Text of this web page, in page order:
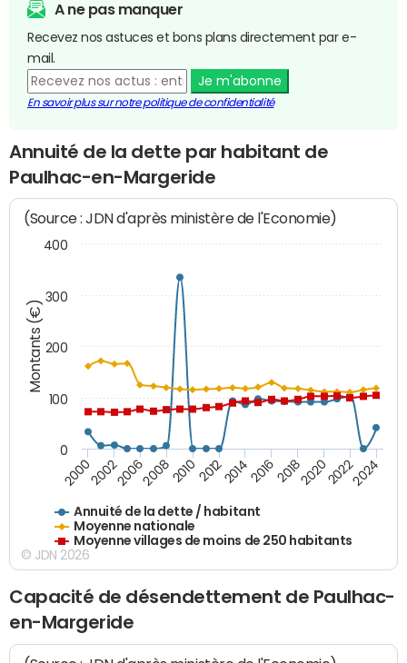
A ne pas manquer
Recevez nos astuces et bons plans directement par e-
mail.
Je m'abonne
En savoir plus sur notre politique de confidentialité
Annuité de la dette par habitant de
Paulhac-en-Margeride
Montants (€)
(Source : JDN d'après ministère de l'Economie)
Annuité de la dette / habitant
Moyenne nationale
Moyenne villages de moins de 250 habitants
200020022006200820102012201420162018202020222024
0
100
200
300
400
© JDN 2026
Capacité de désendettement de Paulhac-
en-Margeride